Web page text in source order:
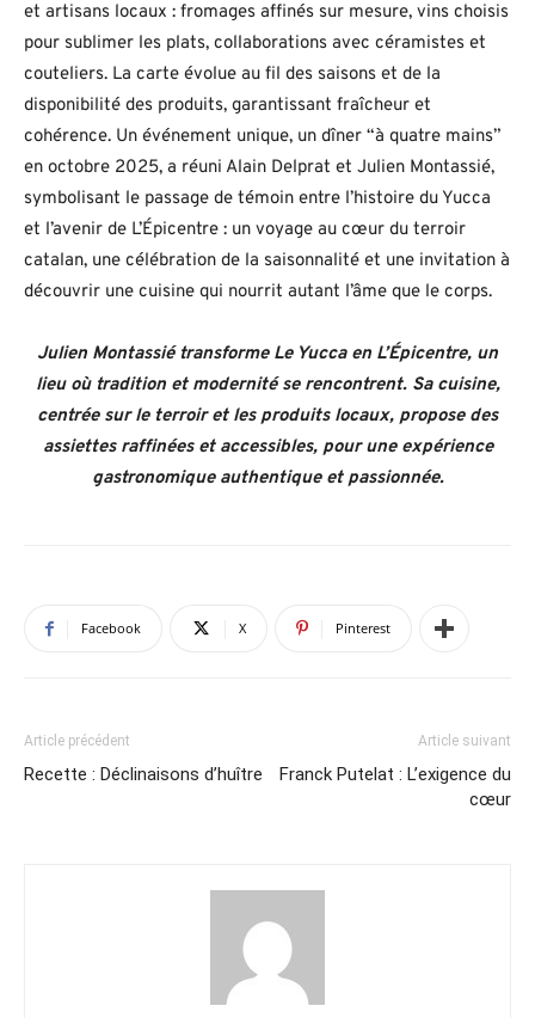
et artisans locaux : fromages affinés sur mesure, vins choisis
pour sublimer les plats, collaborations avec céramistes et
couteliers. La carte évolue au fil des saisons et de la
disponibilité des produits, garantissant fraîcheur et
cohérence. Un événement unique, un dîner “à quatre mains”
en octobre 2025, a réuni Alain Delprat et Julien Montassié,
symbolisant le passage de témoin entre l’histoire du Yucca
et l’avenir de L’Épicentre : un voyage au cœur du terroir
catalan, une célébration de la saisonnalité et une invitation à
découvrir une cuisine qui nourrit autant l’âme que le corps.
Julien Montassié transforme Le Yucca en L’Épicentre, un
lieu où tradition et modernité se rencontrent. Sa cuisine,
centrée sur le terroir et les produits locaux, propose des
assiettes raffinées et accessibles, pour une expérience
gastronomique authentique et passionnée.
Facebook X Pinterest
Article précédent
Recette : Déclinaisons d’huître
Article suivant
Franck Putelat : L’exigence du
cœur